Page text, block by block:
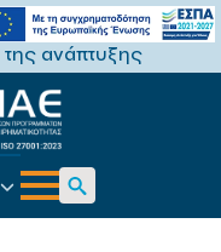
της ανάπτυξης
Search